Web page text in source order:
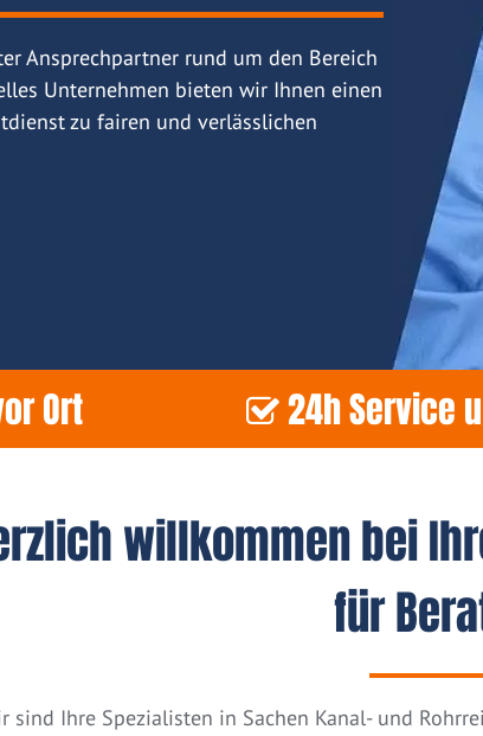
Ansprechpartner rund um den Bereich
Unternehmen bieten wir Ihnen einen
zu fairen und verlässlichen
Ort 24h Service
willkommen bei
für
sind Ihre Spezialisten in Sachen Kanal- und